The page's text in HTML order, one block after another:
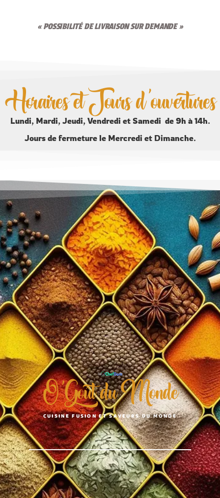
« POSSIBILITÉ DE LIVRAISON SUR DEMANDE »
Horaires et Jours d'ouvertures
Lundi, Mardi, Jeudi, Vendredi et Samedi de 9h à 14h.
Jours de fermeture le Mercredi et Dimanche.
O'Goût du Monde
CUISINE FUSION ET SAVEURS DU MONDE